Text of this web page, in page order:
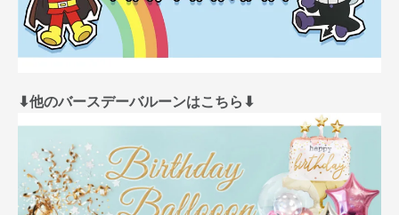
⬇︎他のバースデーバルーンはこちら⬇︎